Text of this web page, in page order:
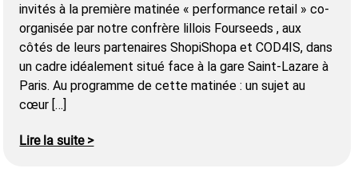
invités à la première matinée « performance retail » co-
organisée par notre confrère lillois Fourseeds , aux
côtés de leurs partenaires ShopiShopa et COD4IS, dans
un cadre idéalement situé face à la gare Saint-Lazare à
Paris. Au programme de cette matinée : un sujet au
cœur […]
Lire la suite >